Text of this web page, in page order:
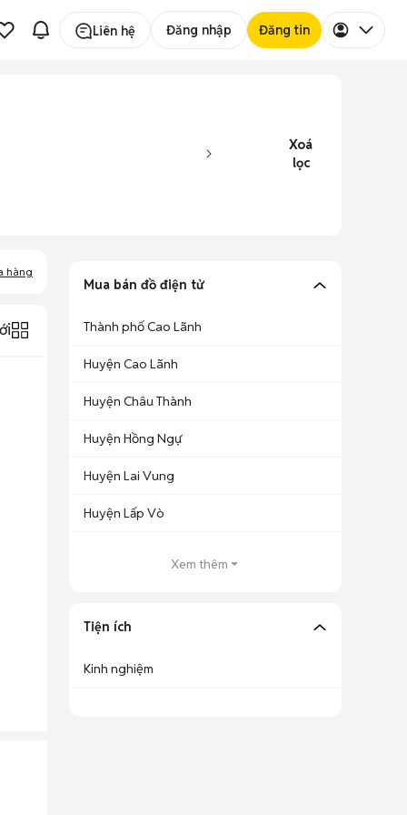
Liên hệ Đăng nhập Đăng tin
Xoá
lọc
hàng
Mua bán đồ điện tử
Thành phố Cao Lãnh
Huyện Cao Lãnh
Huyện Châu Thành
Huyện Hồng Ngự
Huyện Lai Vung
Huyện Lấp Vò
Xem thêm
Tiện ích
Kinh nghiệm